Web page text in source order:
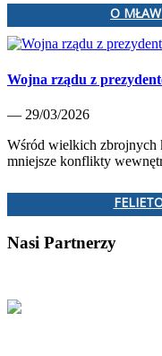
O
Wojna rządu z
— 29/03/2026
Wśród wielkich zbrojnych
mniejsze konflikty
Nasi Partnerzy